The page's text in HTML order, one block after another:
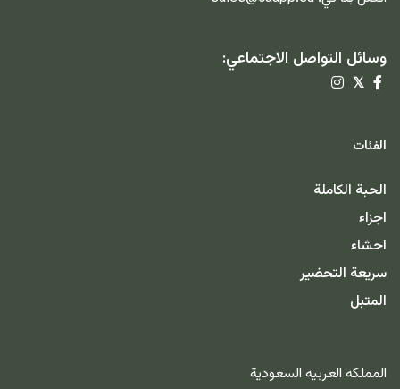
وسائل التواصل الاجتماعي:
𝕏
الفئات
الحبة الكاملة
اجزاء
احشاء
سريعة التحضير
المتبل
المملكه العربيه السعودية